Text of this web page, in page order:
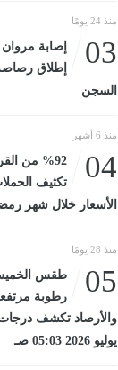
منذ 24 يومًا
03
إصابة
إطلاق
السجن
منذ 6 أشهر
04
%92 من
تكثيف
الأسعار خلال شهر
منذ 28 يومًا
05
رطوبة
يوليو 2026 05:03 صـ